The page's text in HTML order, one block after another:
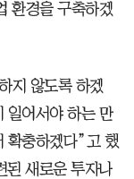
환경을 구축하겠
지 않도록 하겠
일어서야 하는 만
확충하겠다”고 했
된 새로운 투자나